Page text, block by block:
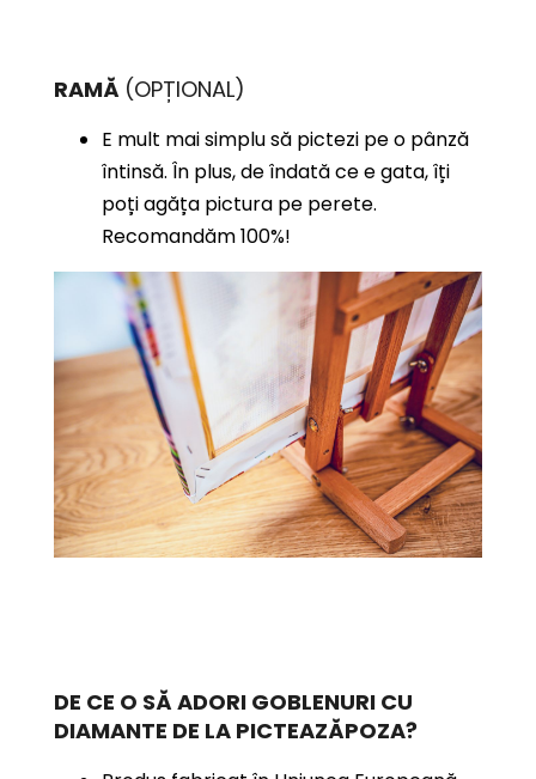
RAMĂ (OPȚIONAL)
E mult mai simplu să pictezi pe o pânză
întinsă. În plus, de îndată ce e gata, îți
poți agăța pictura pe perete.
Recomandăm 100%!
DE CE O SĂ ADORI GOBLENURI CU
DIAMANTE DE LA PICTEAZĂPOZA?